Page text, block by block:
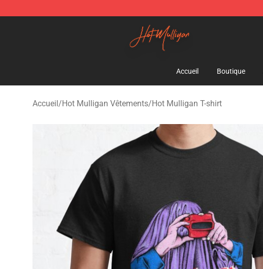
Hot Mulligan Shop - Official Hot Mulligan Merchandise Store
Accueil Boutique
Accueil/Hot Mulligan Vêtements/Hot Mulligan T-shirt